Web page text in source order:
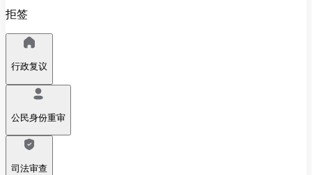
拒签
行政复议
公民身份重审
司法审查